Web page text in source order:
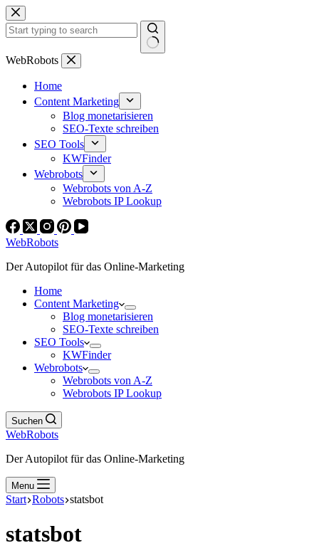
Zum
Inhalt
springen
Keine
WebRobots
Home
Content Marketing
Blog monetarisieren
SEO-Texte schreiben
SEO Tools
KWFinder
Webrobots
Webrobots von A-Z
Webrobots IP Lookup
WebRobots
Der Autopilot für das Online-Marketing
Home
Content Marketing
Blog monetarisieren
SEO-Texte schreiben
SEO Tools
KWFinder
Webrobots
Webrobots von A-Z
Webrobots IP Lookup
Suchen
WebRobots
Der Autopilot für das Online-Marketing
Menu
Start Robots statsbot
statsbot